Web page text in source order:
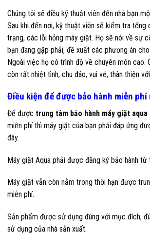
Chúng tôi sẽ điều kỹ thuật viên đến nhà bạn
Sau khi đến nơi, kỹ thuật viên sẽ kiểm tra tổng
trạng, các lỗi hỏng máy giặt. Họ sẽ nói về sự
bạn đang gặp phải, đề xuất các phương án
Ngoài việc họ có trình độ về chuyên môn cao.
còn rất nhiệt tình, chu đáo, vui vẻ, thân thiện
Điều kiện để được bảo hành miễn phí
Để được trung tâm bảo hành máy giặt aqua
miễn phí thì máy giặt của bạn phải đáp ứng
đây.
Máy giặt Aqua phải được đăng ký bảo hành từ
Máy giặt vẫn còn nằm trong thời hạn được
miễn phí.
Sản phẩm được sử dụng đúng với mục đích,
sử dụng của nhà sản xuất.